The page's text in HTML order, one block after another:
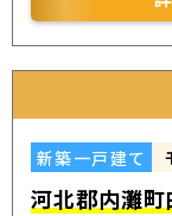
新築一戸建て
河北郡内灘